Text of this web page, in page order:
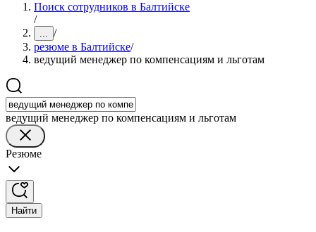
Поиск сотрудников в Балтийске
/
... /
резюме в Балтийске/
ведущий менеджер по компенсациям и льготам
ведущий менеджер по компенсациям и льготам
Резюме
Найти